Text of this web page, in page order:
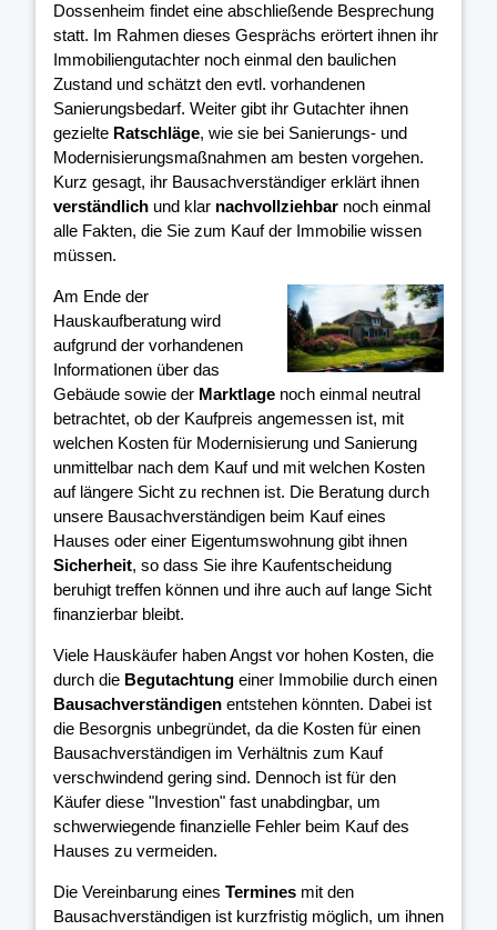
Dossenheim findet eine abschließende Besprechung
statt. Im Rahmen dieses Gesprächs erörtert ihnen ihr
Immobiliengutachter noch einmal den baulichen
Zustand und schätzt den evtl. vorhandenen
Sanierungsbedarf. Weiter gibt ihr Gutachter ihnen
gezielte Ratschläge, wie sie bei Sanierungs- und
Modernisierungsmaßnahmen am besten vorgehen.
Kurz gesagt, ihr Bausachverständiger erklärt ihnen
verständlich und klar nachvollziehbar noch einmal
alle Fakten, die Sie zum Kauf der Immobilie wissen
müssen.
Am Ende der
Hauskaufberatung wird
aufgrund der vorhandenen
Informationen über das
Gebäude sowie der Marktlage noch einmal neutral
betrachtet, ob der Kaufpreis angemessen ist, mit
welchen Kosten für Modernisierung und Sanierung
unmittelbar nach dem Kauf und mit welchen Kosten
auf längere Sicht zu rechnen ist. Die Beratung durch
unsere Bausachverständigen beim Kauf eines
Hauses oder einer Eigentumswohnung gibt ihnen
Sicherheit, so dass Sie ihre Kaufentscheidung
beruhigt treffen können und ihre auch auf lange Sicht
finanzierbar bleibt.
Viele Hauskäufer haben Angst vor hohen Kosten, die
durch die Begutachtung einer Immobilie durch einen
Bausachverständigen entstehen könnten. Dabei ist
die Besorgnis unbegründet, da die Kosten für einen
Bausachverständigen im Verhältnis zum Kauf
verschwindend gering sind. Dennoch ist für den
Käufer diese "Investion" fast unabdingbar, um
schwerwiegende finanzielle Fehler beim Kauf des
Hauses zu vermeiden.
Die Vereinbarung eines Termines mit den
Bausachverständigen ist kurzfristig möglich, um ihnen